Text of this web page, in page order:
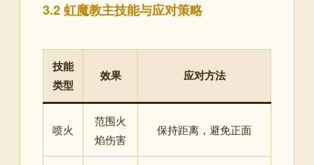
3.2 虹魔教主技能与应对策略
技能
类型
效果 应对方法
喷火
范围火
焰伤害
保持距离，避免正面